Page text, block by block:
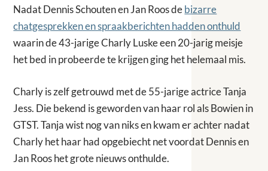
Nadat Dennis Schouten en Jan Roos debizarre
chatgesprekken en spraakberichten hadden onthuld
waarin de 43-jarige Charly Luske een 20-jarig meisje
het bed in probeerde te krijgen ging het helemaal mis.
Charly is zelf getrouwd met de 55-jarige actrice Tanja
Jess. Die bekend is geworden van haar rol als Bowien in
GTST. Tanja wist nog van niks en kwam er achter nadat
Charly het haar had opgebiecht net voordat Dennis en
Jan Roos het grote nieuws onthulde.